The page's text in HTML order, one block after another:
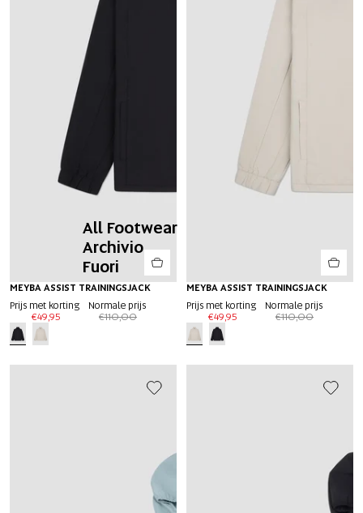
All Footwear
Archivio
Fuori
-55%
MEYBA ASSIST TRAININGSJACK
Prijs met korting
€49,95
Normale prijs
€110,00
-55%
MEYBA ASSIST TRAININGSJACK
Prijs met korting
€49,95
Normale prijs
€110,00